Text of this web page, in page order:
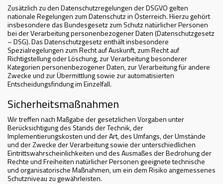
Zusätzlich zu den Datenschutzregelungen der DSGVO gelten
nationale Regelungen zum Datenschutz in Österreich. Hierzu gehört
insbesondere das Bundesgesetz zum Schutz natürlicher Personen
bei der Verarbeitung personenbezogener Daten (Datenschutzgesetz
– DSG). Das Datenschutzgesetz enthält insbesondere
Spezialregelungen zum Recht auf Auskunft, zum Recht auf
Richtigstellung oder Löschung, zur Verarbeitung besonderer
Kategorien personenbezogener Daten, zur Verarbeitung für andere
Zwecke und zur Übermittlung sowie zur automatisierten
Entscheidungsfindung im Einzelfall.
Sicherheitsmaßnahmen
Wir treffen nach Maßgabe der gesetzlichen Vorgaben unter
Berücksichtigung des Stands der Technik, der
Implementierungskosten und der Art, des Umfangs, der Umstände
und der Zwecke der Verarbeitung sowie der unterschiedlichen
Eintrittswahrscheinlichkeiten und des Ausmaßes der Bedrohung der
Rechte und Freiheiten natürlicher Personen geeignete technische
und organisatorische Maßnahmen, um ein dem Risiko angemessenes
Schutzniveau zu gewährleisten.